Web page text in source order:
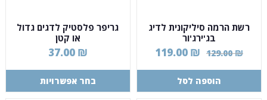
רשת הרמה סיליקונית לדיג
בג'ירג'ור
129.00₪
119.00 ₪
הוספה לסל
גריפר פלסטיק לדגים גדול
או קטן
37.00 ₪
בחר אפשרויות